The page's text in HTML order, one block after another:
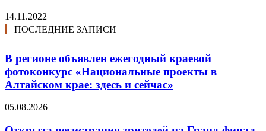
14.11.2022
ПОСЛЕДНИЕ ЗАПИСИ
В регионе объявлен ежегодный краевой
фотоконкурс «Национальные проекты в
Алтайском крае: здесь и сейчас»
05.08.2026